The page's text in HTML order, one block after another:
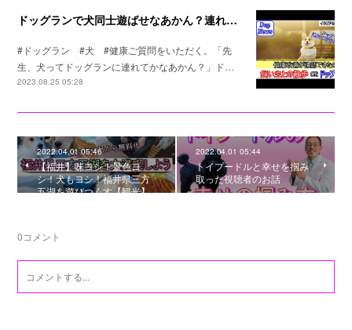
ドッグランで犬同士遊ばせなあかん？連れてかなあかん？
#ドッグラン #犬 #健康ご質問をいただく。「先
生、犬ってドッグランに連れてかなあかん？」ド…
2023.08.25 05:28
2022.04.01 05:46
【福井】味ヨシ！景色ヨ
シ！犬もヨシ！福井県三方
五湖を遊びつくす【観光】
2022.04.01 05:44
トイプードルと幸せを掴み
取った視聴者のお話
0コメント